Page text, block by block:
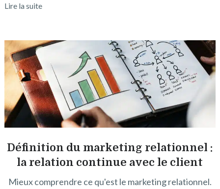
Lire la suite
Définition du marketing relationnel :
la relation continue avec le client
Mieux comprendre ce qu'est le marketing relationnel.